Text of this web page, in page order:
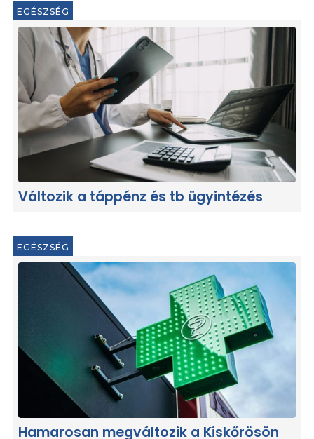
EGÉSZSÉG
Változik a táppénz és tb ügyintézés
EGÉSZSÉG
Hamarosan megváltozik a Kiskőrösön